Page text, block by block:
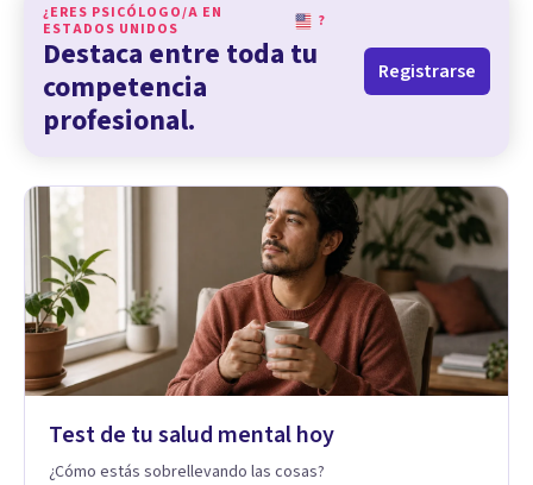
¿ERES PSICÓLOGO/A EN
ESTADOS UNIDOS
?
Destaca entre toda tu
competencia
profesional.
Registrarse
Test de tu salud mental hoy
¿Cómo estás sobrellevando las cosas?